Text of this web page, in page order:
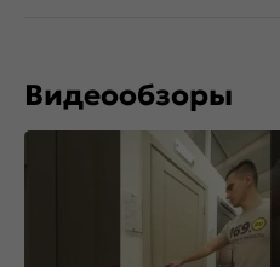
Видеообзоры